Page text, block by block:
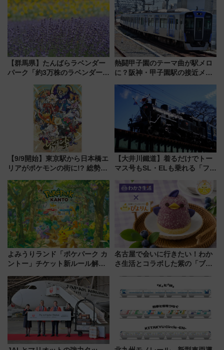
【群馬県】たんばらラベンダー
パーク「約3万株のラベンダー」
で都心から約1時間半で夏の絶景
熱闘甲子園のテーマ曲が駅メロ
に？阪神・甲子園駅の接近メロ
谷実アレンジの特別仕様へ、8月
5日始発から
【9/9開始】東京駅から日本橋エ
リアがポケモンの街に!? 総勢
リサーチ」本格謎解き・グッズ
情報まとめ
【大井川鐵道】着るだけでトー
マス号もSL・ELも乗れる「フリ
受注販売
よみうりランド「ポケパーク カ
ントー」チケット新ルール解
本人確認が11月スタート
名古屋で会いに行きたい！わか
さ生活とコラボした紫の「ブル